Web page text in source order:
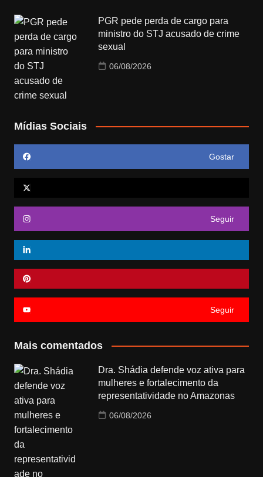
PGR pede perda de cargo para
ministro do STJ acusado de crime
sexual
06/08/2026
Mídias Sociais
Gostar
Seguir
Seguir
Mais comentados
Dra. Shádia defende voz ativa para
mulheres e fortalecimento da
representatividade no Amazonas
06/08/2026